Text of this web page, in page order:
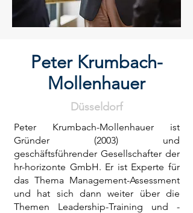
Peter Krumbach-
Mollenhauer
Düsseldorf
Peter Krumbach-Mollenhauer ist
Gründer (2003) und
geschäftsführender Gesellschafter der
hr-horizonte GmbH. Er ist Experte für
das Thema Management-Assessment
und hat sich dann weiter über die
Themen Leadership-Training und -